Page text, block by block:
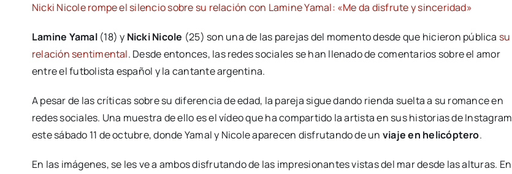
Nicki Nicole rompe el silencio sobre su relación con Lamine Yamal: «Me da disfrute y sinceridad»
Lamine Yamal(18) y Nicki Nicole (25) son una de las parejas del momento desde que hicieron pública su
relación sentimental. Desde entonces, las redes sociales se han llenado de comentarios sobre el amor
entre el futbolista español y la cantante argentina.
A pesar de las críticas sobre su diferencia de edad, la pareja sigue dando rienda suelta a su romance en
redes sociales. Una muestra de ello es el vídeo que ha compartido la artista en sus historias de Instagram
este sábado 11 de octubre, donde Yamal y Nicole aparecen disfrutando de un viaje en helicóptero.
En las imágenes, se les ve a ambos disfrutando de las impresionantes vistas del mar desde las alturas. En